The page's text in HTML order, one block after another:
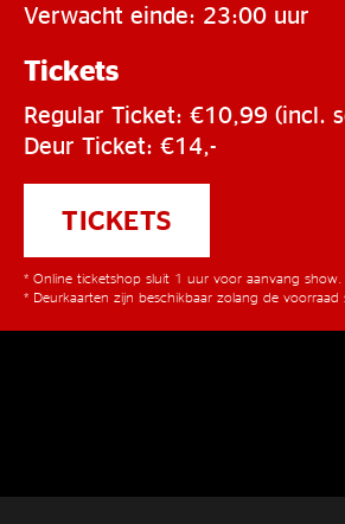
Verwacht einde: 23:00 uur
Tickets
Regular Ticket: €10,99 (incl.
Deur Ticket: €14,-
TICKETS
* Online ticketshop sluit 1 uur voor aanvang show.
* Deurkaarten zijn beschikbaar zolang de voorraad